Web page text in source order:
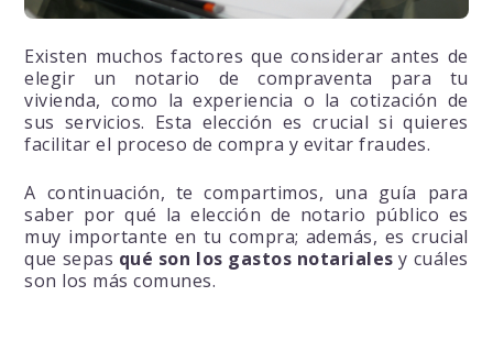
Existen muchos factores que considerar antes de
elegir un notario de compraventa para tu
vivienda, como la experiencia o la cotización de
sus servicios. Esta elección es crucial si quieres
facilitar el proceso de compra y evitar fraudes.
A continuación, te compartimos, una guía para
saber por qué la elección de notario público es
muy importante en tu compra; además, es crucial
que sepas qué son los gastos notariales y cuáles
son los más comunes.